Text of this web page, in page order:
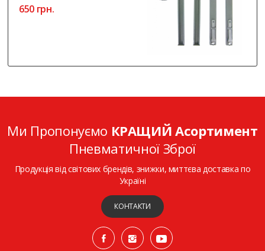
650 грн.
Ми Пропонуємо КРАЩИЙ Асортимент
Пневматичної Зброї
Продукція від світових брендів, знижки, миттєва доставка по
Україні
КОНТАКТИ